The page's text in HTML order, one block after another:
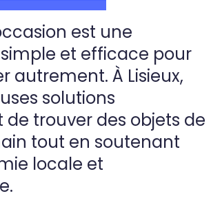
est une
et efficace pour
autrement. À Lisieux,
solutions
trouver des objets de
tout en soutenant
locale et